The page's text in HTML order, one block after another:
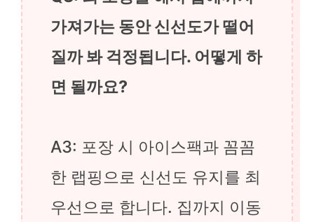
가져가는 동안 신선도가 떨어
질까 봐 걱정됩니다. 어떻게 하
면 될까요?
A3: 포장 시 아이스팩과 꼼꼼
한 랩핑으로 신선도 유지를 최
우선으로 합니다. 집까지 이동